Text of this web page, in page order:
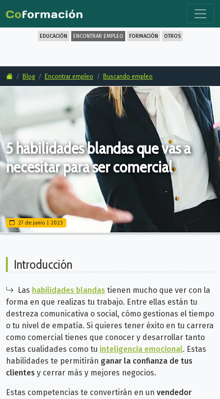
EDUCACIÓN ENCONTRAR EMPLEO FORMACIÓN OTROS
Blog Encontrar empleo Buscando empleo
5 habilidades blandas que vas a
necesitar para ser comercial
27 de junio | 2023
Introducción
Las habilidades blandas tienen mucho que ver con la
forma en que realizas tu trabajo. Entre ellas están tu
destreza comunicativa o social, cómo gestionas el tiempo
o tu nivel de empatía. Si quieres tener éxito en tu carrera
como comercial tienes que conocer y desarrollar tanto
estas cualidades como tu inteligencia emocional. Estas
habilidades te permitirán ganar la confianza de tus
clientes y cerrar más y mejores negocios.
Estas competencias te convertirán en un vendedor